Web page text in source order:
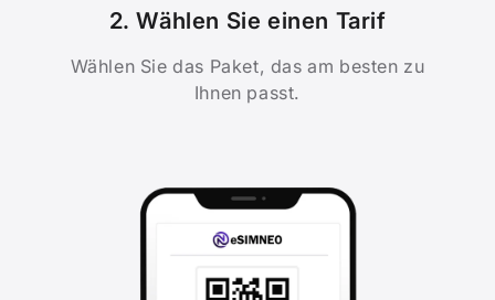
2. Wählen Sie einen Tarif
Wählen Sie das Paket, das am besten zu
Ihnen passt.